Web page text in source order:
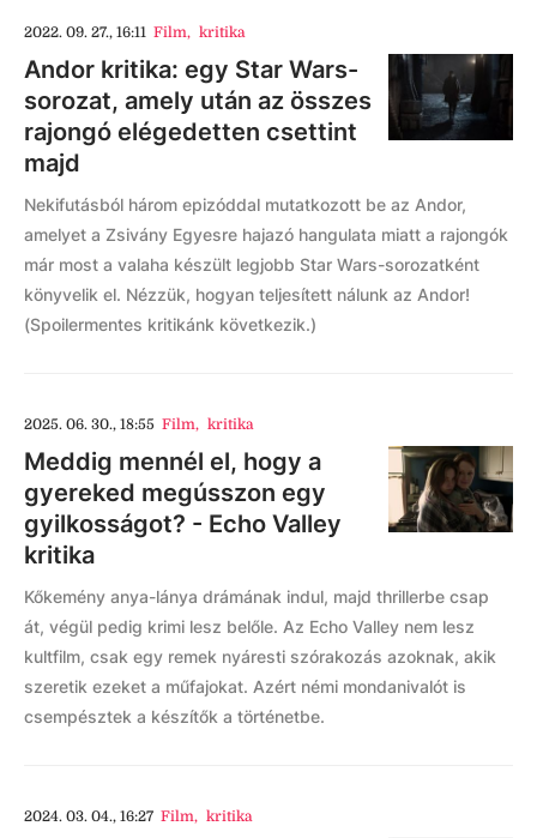
2022. 09. 27., 16:11 Film, kritika
Andor kritika: egy Star Wars-
sorozat, amely után az összes
rajongó elégedetten csettint
majd
Nekifutásból három epizóddal mutatkozott be az Andor,
amelyet a Zsivány Egyesre hajazó hangulata miatt a rajongók
már most a valaha készült legjobb Star Wars-sorozatként
könyvelik el. Nézzük, hogyan teljesített nálunk az Andor!
(Spoilermentes kritikánk következik.)
2025. 06. 30., 18:55 Film, kritika
Meddig mennél el, hogy a
gyereked megússzon egy
gyilkosságot? - Echo Valley
kritika
Kőkemény anya-lánya drámának indul, majd thrillerbe csap
át, végül pedig krimi lesz belőle. Az Echo Valley nem lesz
kultfilm, csak egy remek nyáresti szórakozás azoknak, akik
szeretik ezeket a műfajokat. Azért némi mondanivalót is
csempésztek a készítők a történetbe.
2024. 03. 04., 16:27 Film, kritika